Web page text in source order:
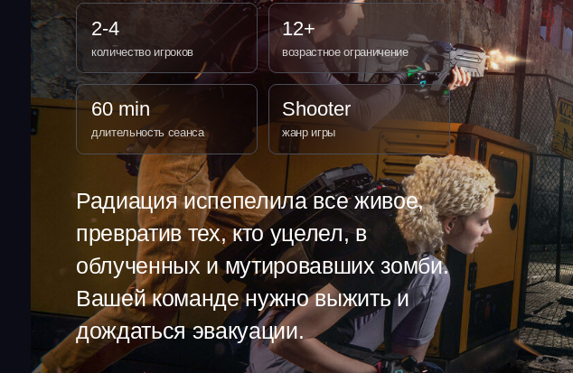
Радиация испепелила все живое,
превратив тех, кто уцелел, в
облученных и мутировавших зомби.
Вашей команде нужно выжить и
дождаться эвакуации.
60 min
длительность сеанса
количество игроков возрастное ограничение
Shooter
жанр игры